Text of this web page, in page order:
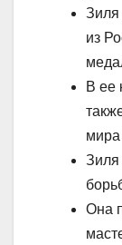
Зиля
из
В ее
Зиля
Она